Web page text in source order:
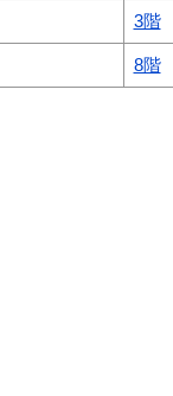
3階
8階